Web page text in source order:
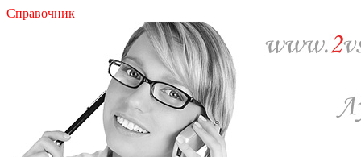
Справочник